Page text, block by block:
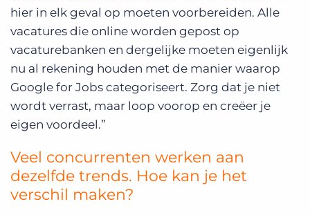
hier in elk geval op moeten voorbereiden. Alle
vacatures die online worden gepost op
vacaturebanken en dergelijke moeten eigenlijk
nu al rekening houden met de manier waarop
Google for Jobs categoriseert. Zorg dat je niet
wordt verrast, maar loop voorop en creëer je
eigen voordeel.”
Veel concurrenten werken aan
dezelfde trends. Hoe kan je het
verschil maken?